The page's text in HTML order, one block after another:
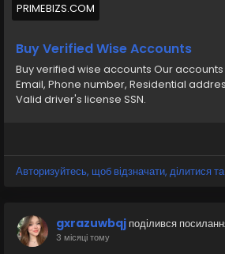
Buy verified wise accounts from us
verified, Phone number, Residential
passport, Valid driver s license SSN
https://primebizs.com/product/
PRIMEBIZS.COM
Buy Verified Wise Accounts
Buy verified wise accounts Our
Email, Phone number, Residential
Valid driver's license SSN.
Авторизуйтесь, щоб відзначати, ділитися
gxrazuwbqj поділився
3 місяці тому